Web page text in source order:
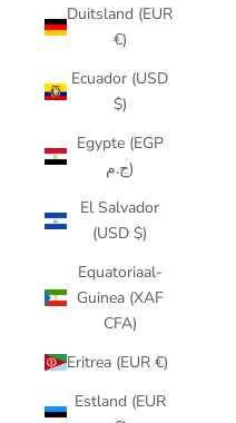
Duitsland (EUR
€)
Ecuador (USD
$)
Egypte (EGP
ج.م)
El Salvador
(USD $)
Equatoriaal-
Guinea (XAF
CFA)
Eritrea (EUR €)
Estland (EUR